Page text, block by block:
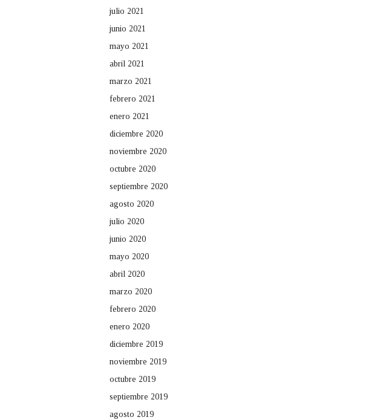
julio 2021
junio 2021
mayo 2021
abril 2021
marzo 2021
febrero 2021
enero 2021
diciembre 2020
noviembre 2020
octubre 2020
septiembre 2020
agosto 2020
julio 2020
junio 2020
mayo 2020
abril 2020
marzo 2020
febrero 2020
enero 2020
diciembre 2019
noviembre 2019
octubre 2019
septiembre 2019
agosto 2019